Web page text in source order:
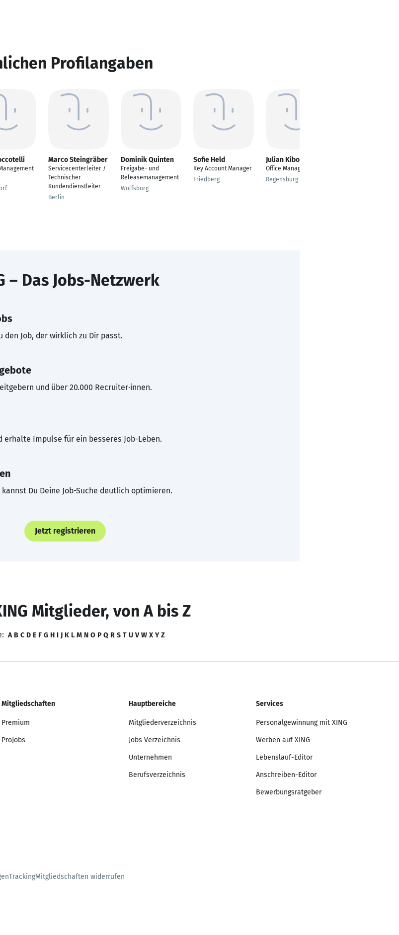
Profilangaben
Marco Steingräber
Servicecenterleiter /
Technischer
Kundendienstleiter
Berlin
Dominik Quinten
Freigabe- und
Releasemanagement
Wolfsburg
Sofie Held
Key Account Manager
Friedberg
Julian Kibowski
Office Manager
Regensburg
– Das Jobs-Netzwerk
den Job, der wirklich zu Dir passt.
und über 20.000 Recruiter·innen.
erhalte Impulse für ein besseres Job-Leben.
Du Deine Job-Suche deutlich optimieren.
Jetzt registrieren
Mitglieder, von A bis Z
A B C D E F G H I J K L M N O P Q R S T U V W X Y Z
Mitgliedschaften
Premium
ProJobs
Hauptbereiche
Mitgliederverzeichnis
Jobs Verzeichnis
Unternehmen
Berufsverzeichnis
Services
Personalgewinnung mit XING
Werben auf XING
Lebenslauf-Editor
Anschreiben-Editor
Bewerbungsratgeber
TrackingMitgliedschaften widerrufen